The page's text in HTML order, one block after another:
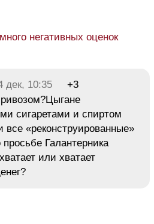
негативных оценок
дек, 10:35
+3
сигаретами и спиртом
все «реконструированные»
Галантерника
или хватает